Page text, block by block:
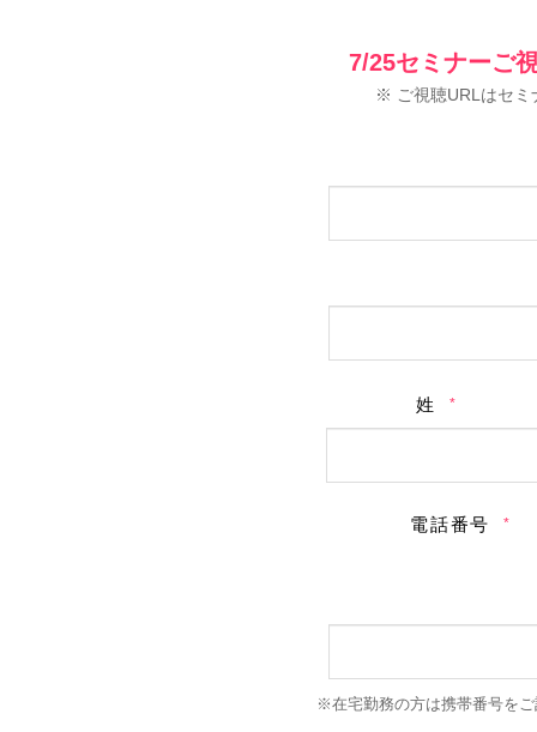
7/25セミナーご
※ ご視聴URLはセミ
姓
電話番号
※在宅勤務の方は携帯番号を